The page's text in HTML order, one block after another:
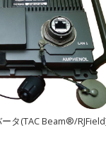
タ(TAC Beam®/